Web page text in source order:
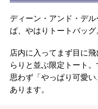
ディーン・アンド・デ
ば、やはりトートバッグ
店内に入ってまず目に
らりと並ぶ限定トート
思わず「やっぱり可愛
あります。